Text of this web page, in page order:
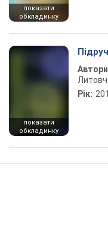
показати
обкладинку
показати
обкладинку
Рік: